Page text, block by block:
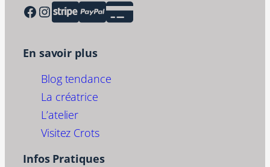
Facebook Instagram
En savoir plus
Blog tendance
La créatrice
L’atelier
Visitez Crots
Infos Pratiques